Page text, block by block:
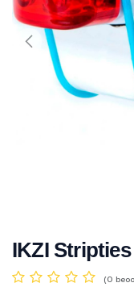
IKZI
(0